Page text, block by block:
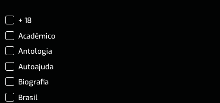
+ 18
Acadêmico
Antologia
Autoajuda
Biografia
Brasil